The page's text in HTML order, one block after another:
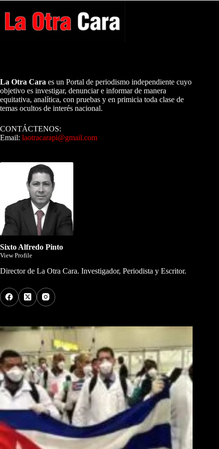
La Otra Cara es un Portal de periodismo independiente cuyo
objetivo es investigar, denunciar e informar de manera
equitativa, analítica, con pruebas y en primicia toda clase de
temas ocultos de interés nacional.
CONTÁCTENOS:
Email: laotracarapi@gmail.com
Sixto Alfredo Pinto
View Profile
Director de La Otra Cara. Investigador, Periodista y Escritor.